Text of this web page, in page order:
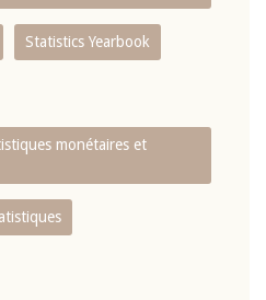
Statistics Yearbook
monétaires et